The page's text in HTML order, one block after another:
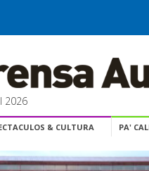
2026
& CULTURA PA'